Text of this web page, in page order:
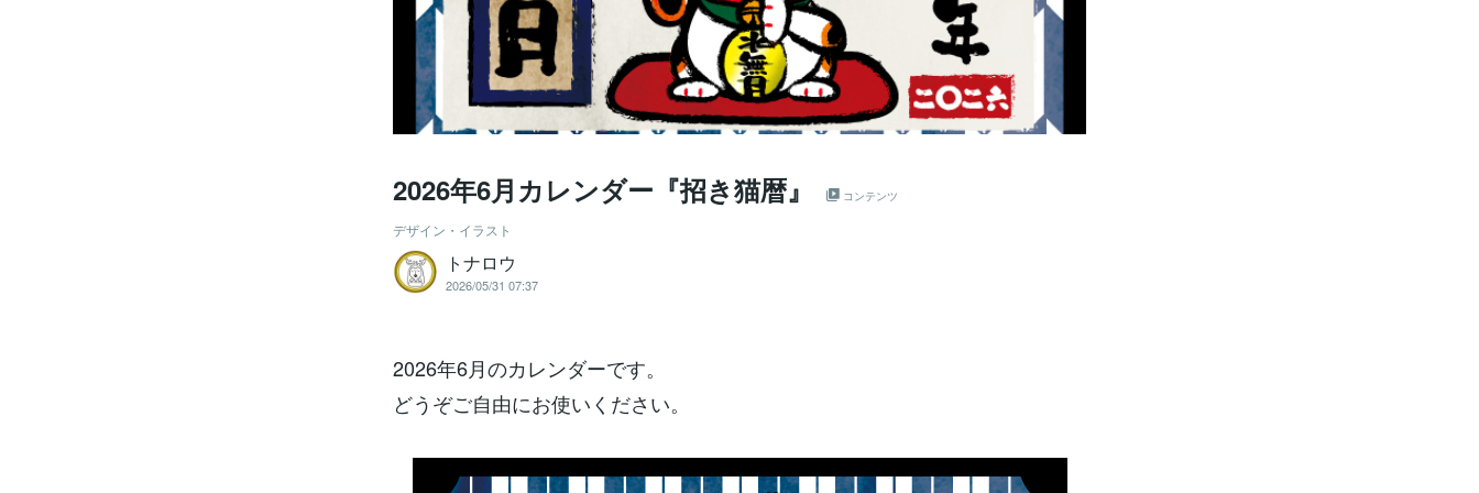
2026年6月カレンダー『招き猫暦』 コンテンツ
デザイン・イラスト
トナロウ
2026/05/31 07:37
2026年6月のカレンダーです。
どうぞご自由にお使いください。